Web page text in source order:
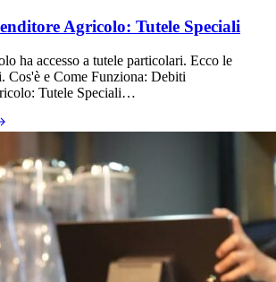
Agricolo: Tutele Speciali
ha accesso a tutele particolari. Ecco le
Cos'è e Come Funziona: Debiti
Tutele Speciali…